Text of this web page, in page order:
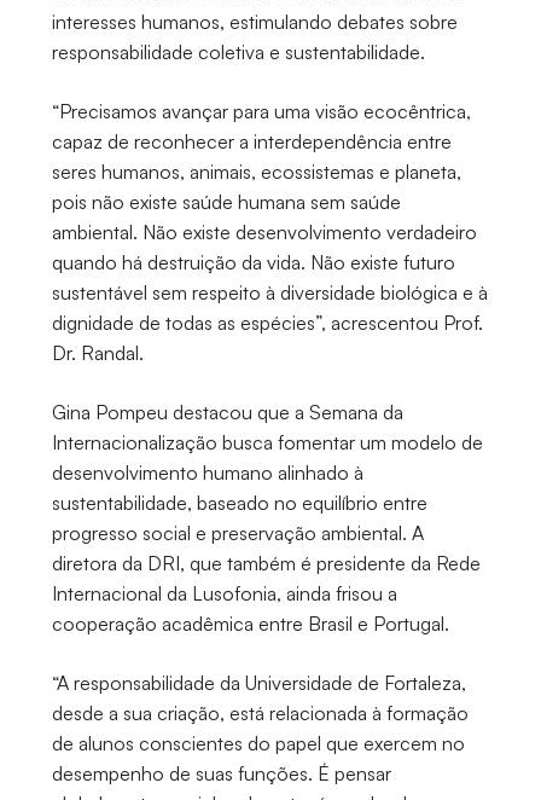
interesses humanos, estimulando debates sobre
responsabilidade coletiva e sustentabilidade.
“Precisamos avançar para uma visão ecocêntrica,
capaz de reconhecer a interdependência entre
seres humanos, animais, ecossistemas e planeta,
pois não existe saúde humana sem saúde
ambiental. Não existe desenvolvimento verdadeiro
quando há destruição da vida. Não existe futuro
sustentável sem respeito à diversidade biológica e à
dignidade de todas as espécies”, acrescentou Prof.
Dr. Randal.
Gina Pompeu destacou que a Semana da
Internacionalização busca fomentar um modelo de
desenvolvimento humano alinhado à
sustentabilidade, baseado no equilíbrio entre
progresso social e preservação ambiental. A
diretora da DRI, que também é presidente da Rede
Internacional da Lusofonia, ainda frisou a
cooperação acadêmica entre Brasil e Portugal.
“A responsabilidade da Universidade de Fortaleza,
desde a sua criação, está relacionada à formação
de alunos conscientes do papel que exercem no
desempenho de suas funções. É pensar